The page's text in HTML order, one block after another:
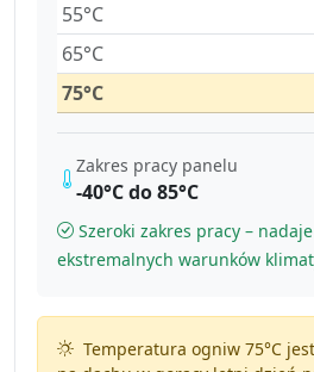
55°C
65°C
75°C
Zakres pracy panelu
-40°C do 85°C
Szeroki zakres pracy –
ekstremalnych warunków
Temperatura ogniw 75°C